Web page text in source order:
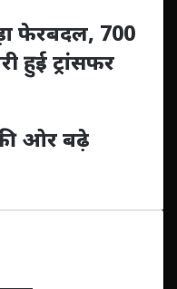
फेरबदल, 700
हुई ट्रांसफर
ओर बढ़े